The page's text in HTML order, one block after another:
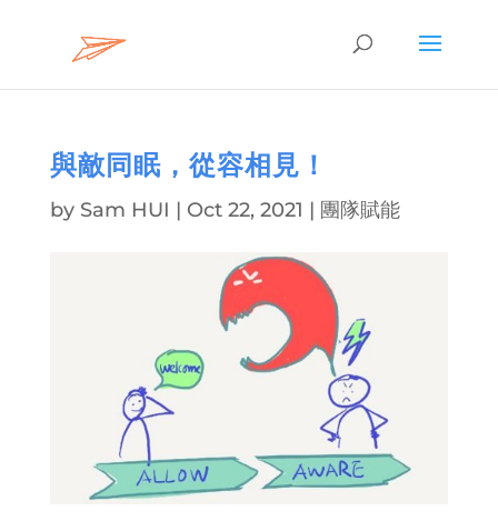
與敵同眠，從容相見！
by Sam HUI | Oct 22, 2021 | 團隊賦能